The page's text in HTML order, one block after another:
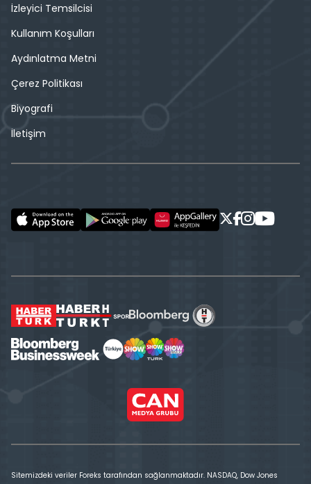
İzleyici Temsilcisi
Kullanım Koşulları
Aydınlatma Metni
Çerez Politikası
Biyografi
İletişim
Sitemizdeki veriler Foreks tarafından sağlanmaktadır. NASDAQ, Dow Jones